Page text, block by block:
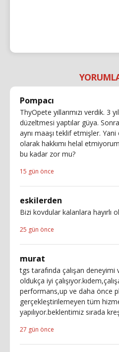
Pompacı
ThyOpete yıllarımızı verdik. 3
düzeltmesi yaptılar güya.
aynı maaşı teklif etmişler. Yani
olarak hakkımı helal
bu kadar zor mu?
15 gün önce
eskilerden
Bizi kovdular kalanlara hayırlı
25 gün önce
murat
tgs tarafında çalışan
oldukça iyi
performans,up ve daha önce
gerçekleştirilemeyen tüm
yapılıyor.beklentimiz sırada
27 gün önce